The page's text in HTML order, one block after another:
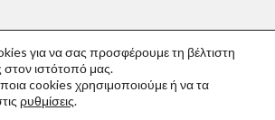
για να σας προσφέρουμε τη βέλτιστη
στον ιστότοπό μας.
cookies χρησιμοποιούμε ή να τα
ρυθμίσεις.